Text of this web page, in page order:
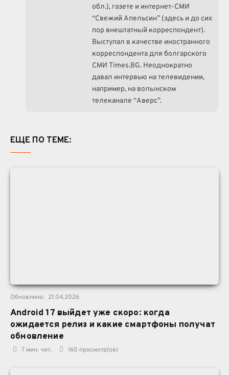
обл.), газете и интернет-СМИ
“Свежий Апельсин” (здесь и до сих
пор внештатный корреспондент).
Выступал в качестве иностранного
корреспондента для болгарского
СМИ Times.BG. Неоднократно
давал интервью на телевидении,
например, на волынском
телеканале “Аверс”.
ЕЩЕ ПО ТЕМЕ:
Обновлено: 21.04.2026
Android 17 выйдет уже скоро: когда
ожидается релиз и какие смартфоны получат
обновление
7 мин. чит. 160 просмотр(ов)